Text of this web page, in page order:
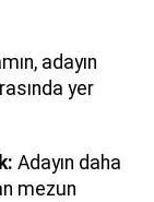
adayın
yer
Adayın daha
mezun